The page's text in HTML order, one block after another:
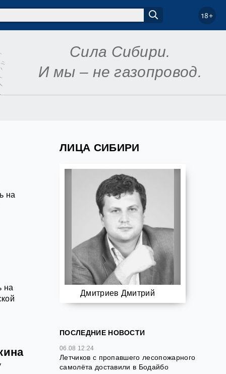
18+
Сила Сибири.
И мы – не газопровод.
на
на
ЛИЦА СИБИРИ
Дмитриев Дмитрий
ПОСЛЕДНИЕ НОВОСТИ
06.08 12:24
Летчиков с пропавшего лесопожарного
самолёта доставили в Бодайбо